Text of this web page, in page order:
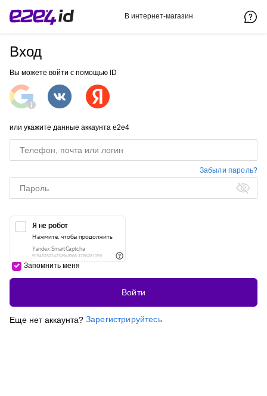
В интернет-магазин
Вход
Вы можете войти с помощью ID
или укажите данные аккаунта e2e4
Забыли пароль?
Запомнить меня
Войти
Еще нет аккаунта? Зарегистрируйтесь